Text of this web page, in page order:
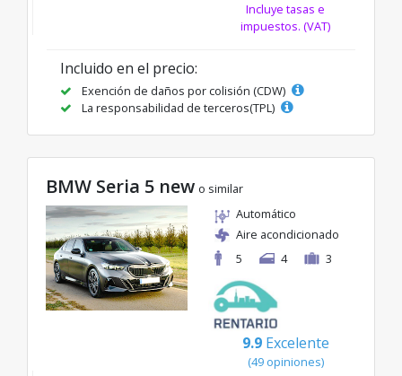
Incluye tasas e
impuestos. (VAT)
Incluido en el precio:
Exención de daños por colisión (CDW)
La responsabilidad de terceros(TPL)
BMW Seria 5 new o similar
Automático
Aire acondicionado
5
4 3
9.9 Excelente
(49 opiniones)